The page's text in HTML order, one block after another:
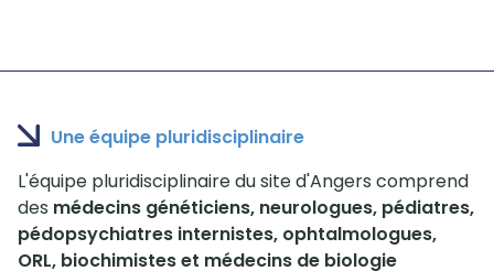
Une équipe pluridisciplinaire
L'équipe pluridisciplinaire du site d'Angers comprend
des médecins généticiens, neurologues, pédiatres,
pédopsychiatres internistes, ophtalmologues,
ORL, biochimistes et médecins de biologie